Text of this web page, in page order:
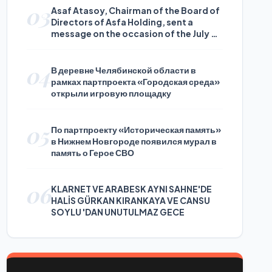
03Asaf Atasoy, Chairman of the Board of
Directors of Asfa Holding, sent a
message on the occasion of the July 24
04В деревне Челябинской области в
рамках партпроекта «Городская среда»
открыли игровую площадку
05 По партпроекту «Историческая память»
в Нижнем Новгороде появился мурал в
память о Герое СВО
06KLARNET VE ARABESK AYNI SAHNE'DE
HALİS GÜRKAN KIRANKAYA VE CANSU
SOYLU 'DAN UNUTULMAZ GECE